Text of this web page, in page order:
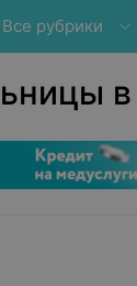
Все рубрики